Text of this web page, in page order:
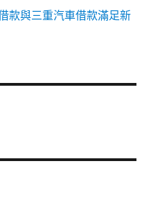
款與三重汽車借款滿足新